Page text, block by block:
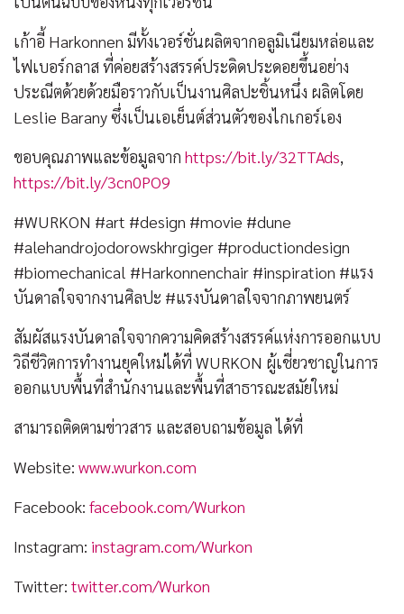
เก้าอี้ Harkonnen มีทั้งเวอร์ชั่นผลิตจากอลูมิเนียมหล่อและ
ไฟเบอร์กลาส ที่ค่อยสร้างสรรค์ประดิดประดอยขึ้นอย่าง
ประณีตด้วยด้วยมือราวกับเป็นงานศิลปะชิ้นหนึ่ง ผลิตโดย
Leslie Barany ซึ่งเป็นเอเย็นต์ส่วนตัวของไกเกอร์เอง
ขอบคุณภาพและข้อมูลจาก https://bit.ly/32TTAds,
https://bit.ly/3cn0PO9
#WURKON #art #design #movie #dune
#alehandrojodorowskhrgiger #productiondesign
#biomechanical #Harkonnenchair #inspiration #แรง
บันดาลใจจากงานศิลปะ #แรงบันดาลใจจากภาพยนตร์
สัมผัสแรงบันดาลใจจากความคิดสร้างสรรค์แห่งการออกแบบ
วิถีชีวิตการทำงานยุคใหม่ได้ที่ WURKON ผู้เชี่ยวชาญในการ
ออกแบบพื้นที่สำนักงานและพื้นที่สาธารณะสมัยใหม่
สามารถติดตามข่าวสาร และสอบถามข้อมูล ได้ที่
Website: www.wurkon.com
Facebook: facebook.com/Wurkon
Instagram: instagram.com/Wurkon
Twitter: twitter.com/Wurkon